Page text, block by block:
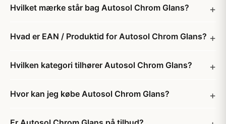
Hvilket mærke står bag Autosol Chrom Glans?
Hvad er EAN / Produktid for Autosol Chrom Glans?
Hvilken kategori tilhører Autosol Chrom Glans?
Hvor kan jeg købe Autosol Chrom Glans?